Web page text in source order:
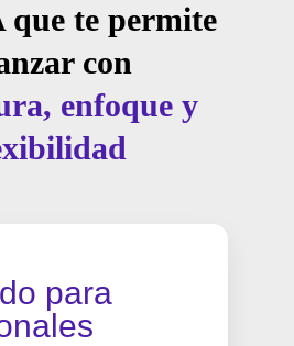
te permite
con
enfoque y
para